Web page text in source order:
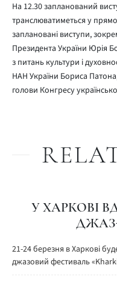
На 12.30 запланований
транслюватиметься у
заплановані виступи,
Президента України Юрія
з питань культури і
НАН України Бориса
голови Конгресу
У ХАРКОВІ
21-24 березня в Харкові
джазовий фестиваль